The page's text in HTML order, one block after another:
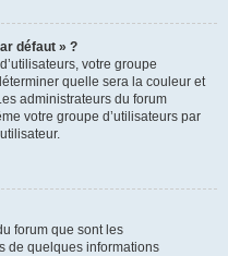
défaut » ?
votre groupe
quelle sera la couleur et
administrateurs du forum
votre groupe d’utilisateurs par
forum que sont les
de quelques informations